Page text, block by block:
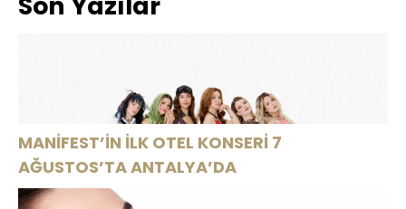
MANİFEST’İN İLK OTEL KONSERİ 7
AĞUSTOS’TA ANTALYA’DA